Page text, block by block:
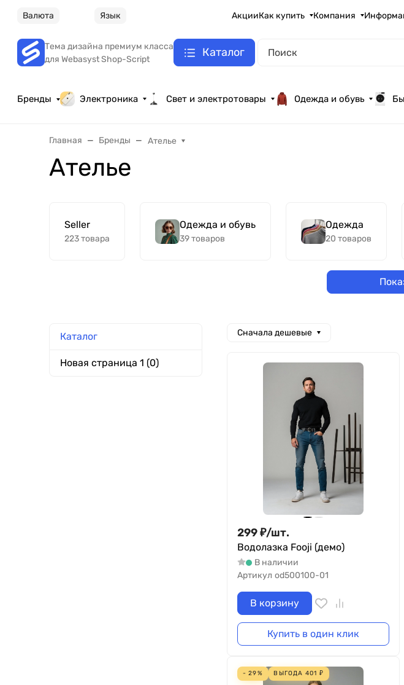
Валюта Язык АкцииКак купить Компания
Тема дизайна премиум класса
для Webasyst Shop-Script
Каталог
Бренды Электроника Свет и электротовары Одежда и обувь
Главная Бренды Ателье
Ателье
Seller
223 товара
Одежда и обувь
39 товаров
Одежда
20 товаров
Каталог
Новая страница 1 (0)
Сначала дешевые
299₽/шт.
Водолазка Fooji (демо)
В наличии
Артикул od500100-01
В корзину
Купить в один клик
- 29% ВЫГОДА 401 ₽